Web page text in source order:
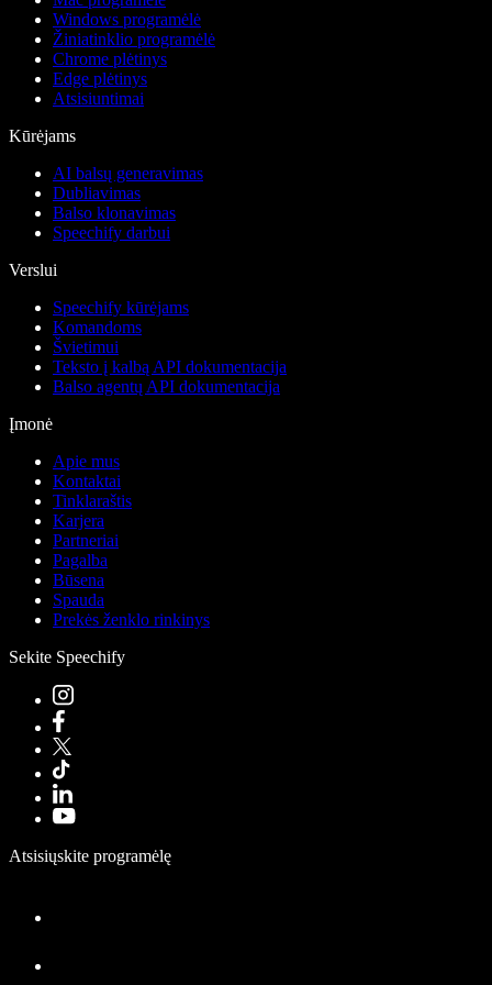
Windows programėlė
Žiniatinklio programėlė
Chrome plėtinys
Edge plėtinys
Atsisiuntimai
Kūrėjams
AI balsų generavimas
Dubliavimas
Balso klonavimas
Speechify darbui
Verslui
Speechify kūrėjams
Komandoms
Švietimui
Teksto į kalbą API dokumentacija
Balso agentų API dokumentacija
Įmonė
Apie mus
Kontaktai
Tinklaraštis
Karjera
Partneriai
Pagalba
Būsena
Spauda
Prekės ženklo rinkinys
Sekite Speechify
Atsisiųskite programėlę